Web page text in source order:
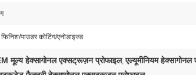
पाउडर कोटिंग/एनोडाइज्ड
मूल्य हेक्सागोनल एक्सट्रूज़न प्रोफाइल,एल्यूमीनियम